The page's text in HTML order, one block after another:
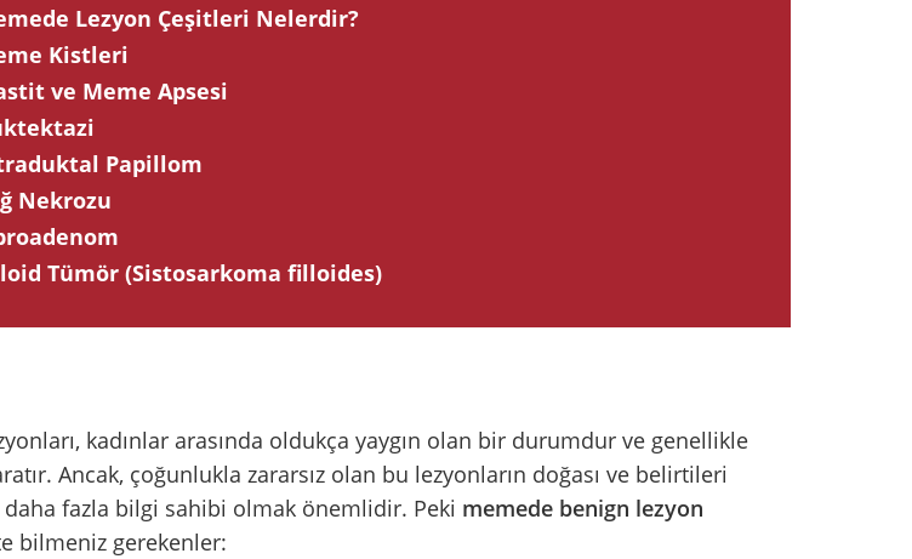
Lezyon Çeşitleri Nelerdir?
Kistleri
ve Meme Apsesi
Papillom
Nekrozu
Tümör (Sistosarkoma filloides)
kadınlar arasında oldukça yaygın olan bir durumdur ve genellikle
Ancak, çoğunlukla zararsız olan bu lezyonların doğası ve belirtileri
daha fazla bilgi sahibi olmak önemlidir. Peki memede benign lezyon
bilmeniz gerekenler: